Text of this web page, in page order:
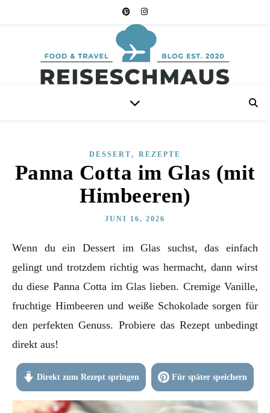
DESSERT , REZEPTE
Panna Cotta im Glas (mit
Himbeeren)
JUNI 16, 2026
Wenn du ein Dessert im Glas suchst, das einfach
gelingt und trotzdem richtig was hermacht, dann wirst
du diese Panna Cotta im Glas lieben. Cremige Vanille,
fruchtige Himbeeren und weiße Schokolade sorgen für
den perfekten Genuss. Probiere das Rezept unbedingt
direkt aus!
Direkt zum Rezept springen Für später speichern